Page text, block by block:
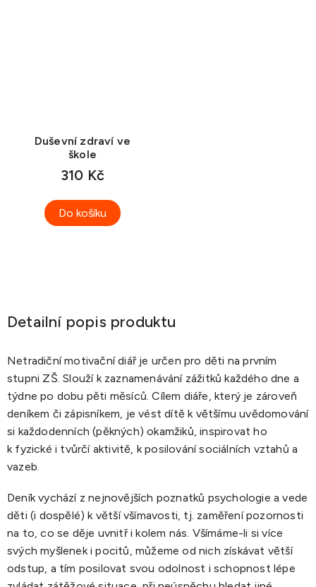
Duševní zdraví ve
škole
310 Kč
Do košíku
Detailní popis produktu
Netradiční motivační diář je určen pro děti na prvním
stupni ZŠ. Slouží k zaznamenávání zážitků každého dne a
týdne po dobu pěti měsíců. Cílem diáře, který je zároveň
deníkem či zápisníkem, je vést dítě k většímu uvědomování
si každodenních (pěkných) okamžiků, inspirovat ho
k fyzické i tvůrčí aktivitě, k posilování sociálních vztahů a
vazeb.
Deník vychází z nejnovějších poznatků psychologie a vede
děti (i dospělé) k větší všímavosti, tj. zaměření pozornosti
na to, co se děje uvnitř i kolem nás. Všímáme-li si více
svých myšlenek i pocitů, můžeme od nich získávat větší
odstup, a tím posilovat svou odolnost i schopnost lépe